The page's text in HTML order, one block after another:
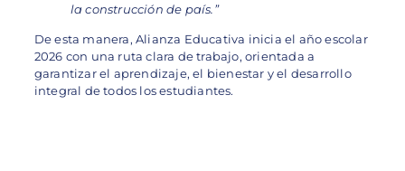
la construcción de país.”
De esta manera, Alianza Educativa inicia el año escolar
2026 con una ruta clara de trabajo, orientada a
garantizar el aprendizaje, el bienestar y el desarrollo
integral de todos los estudiantes.